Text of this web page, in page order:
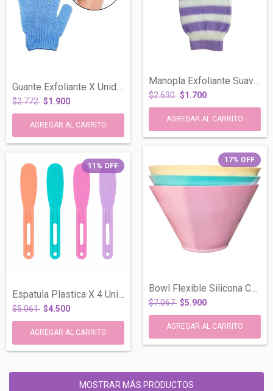
Guante Exfoliante X Unidad Manopla Cuerp...
$2.772 $1.900
Manopla Exfoliante Suave Masajes Ducha B...
$2.630 $1.700
11 % OFF
Espatula Plastica X 4 Unidades Cosmetolo...
$5.061 $4.500
17% OFF
Bowl Flexible Silicona Chico Cosmetologi...
$7.067 $5.900
MOSTRAR MÁS PRODUCTOS